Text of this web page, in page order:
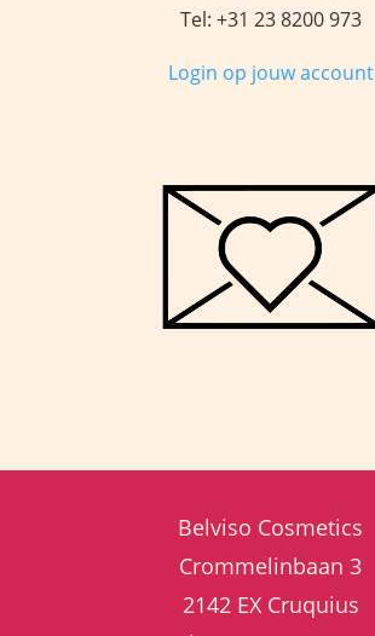
Tel: +31 23 8200 973
Login op jouw account
Belviso Cosmetics
Crommelinbaan 3
2142 EX Cruquius